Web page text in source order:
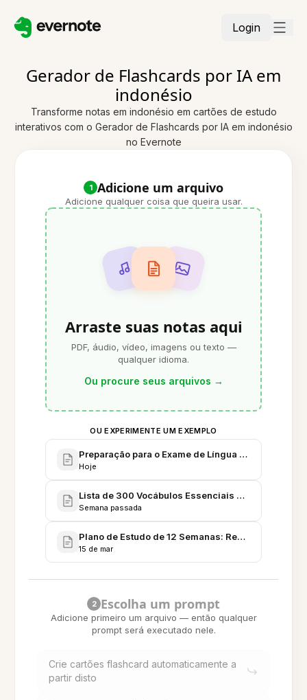
Login
Gerador de Flashcards por IA em
indonésio
Transforme notas em indonésio em cartões de estudo
interativos com o Gerador de Flashcards por IA em indonésio
no Evernote
1 Adicione um arquivo
Adicione qualquer coisa que queira usar.
Arraste suas notas aqui
PDF, áudio, vídeo, imagens ou texto —
qualquer idioma.
Ou procure seus arquivos →
OU EXPERIMENTE UM EXEMPLO
Preparação para o Exame de Língua Indonésia:
Hoje
Lista de 300 Vocábulos Essenciais em Indonésio
Semana passada
Plano de Estudo de 12 Semanas: Repetição
15 de mar
2 Escolha um prompt
Adicione primeiro um arquivo — então qualquer
prompt será executado nele.
Crie cartões flashcard automaticamente a
partir disto